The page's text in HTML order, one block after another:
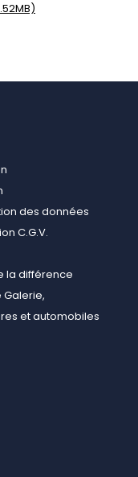
des données
C.G.V.
la différence
Galerie,
et automobiles